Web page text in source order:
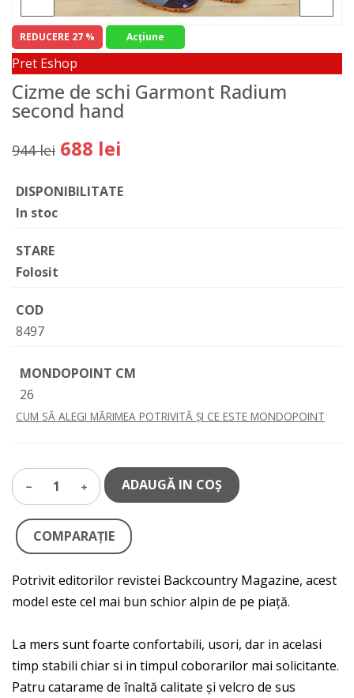
REDUCERE 27 % Acţiune
Pret Eshop
Cizme de schi Garmont Radium
second hand
944 lei 688 lei
DISPONIBILITATE
In stoc
STARE
Folosit
COD
8497
MONDOPOINT CM
26
CUM SĂ ALEGI MĂRIMEA POTRIVITĂ ȘI CE ESTE MONDOPOINT
1 ADAUGĂ IN COŞ
COMPARAŢIE
Potrivit editorilor revistei Backcountry Magazine, acest
model este cel mai bun schior alpin de pe piață.
La mers sunt foarte confortabili, usori, dar in acelasi
timp stabili chiar si in timpul coborarilor mai solicitante.
Patru catarame de înaltă calitate și velcro de sus